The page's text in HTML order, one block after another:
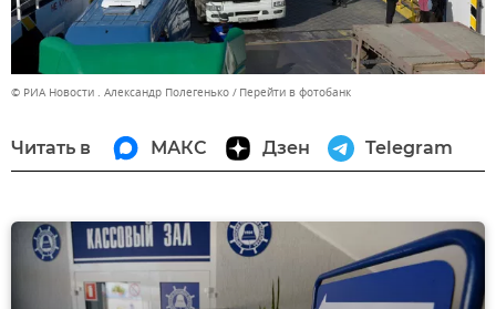
© РИА Новости . Александр Полегенько Перейти в фотобанк
Читать в МАКС Дзен Telegram